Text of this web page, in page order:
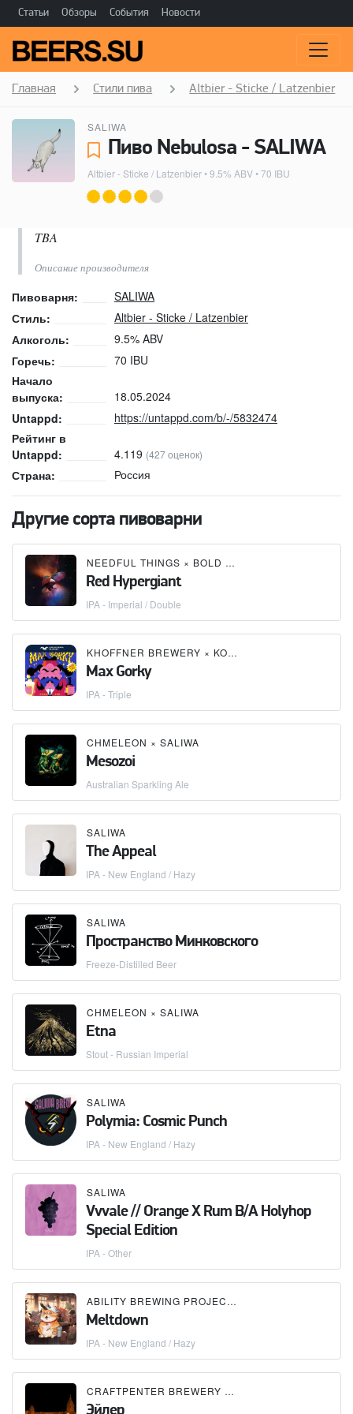
Статьи Обзоры События Новости
Главная Стили пива Altbier - Sticke / Latzenbier
SALIWA
Пиво Nebulosa - SALIWA
Altbier - Sticke / Latzenbier• 9.5% ABV • 70 IBU
TBA
Описание производителя
Пивоварня:
SALIWA
Стиль:
Altbier - Sticke / Latzenbier
Алкоголь:
9.5% ABV
Горечь:
70 IBU
Начало
выпуска:
18.05.2024
Untappd:
https://untappd.com/b/-/5832474
Рейтинг в
Untappd:
4.119 (427 оценок)
Страна: Россия
Другие сорта пивоварни
NEEDFUL THINGS × BOLD BREWING CO
Red Hypergiant
IPA - Imperial / Double
KHOFFNER BREWERY × KONIX BREWERY
Max Gorky
IPA - Triple
CHMELEON × SALIWA
Mesozoi
Australian Sparkling Ale
SALIWA
The Appeal
IPA - New England / Hazy
SALIWA
Пространство Минковского
Freeze-Distilled Beer
CHMELEON × SALIWA
Etna
Stout - Russian Imperial
SALIWA
Polymia: Cosmic Punch
IPA - New England / Hazy
SALIWA
Vvvale // Orange X Rum B/A Holyhop
Special Edition
IPA - Other
ABILITY BREWING PROJECT×
Meltdown
IPA - New England / Hazy
CRAFTPENTER BREWERY